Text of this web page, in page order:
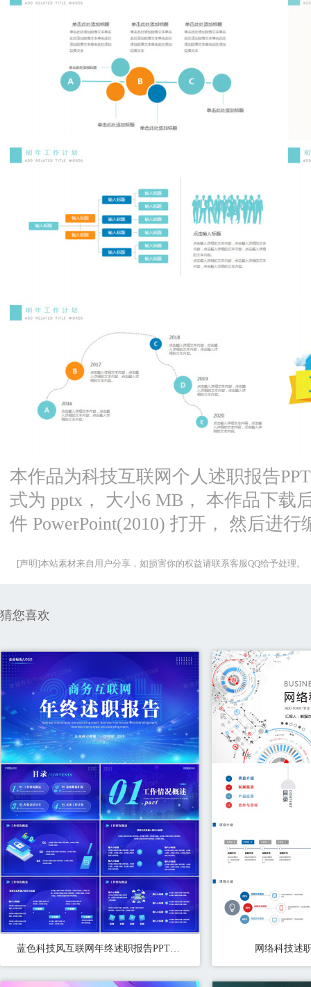
本作品为科技互联网个人述职报告
式为 pptx， 大小6 MB， 本作品下载
件 PowerPoint(2010) 打开， 然后进行
[声明]本站素材来自用户分享，如损害你的权益请联系客服QQ给予处理。
猜您喜欢
蓝色科技风互联网年终述职报告PPT模板 网络科技述